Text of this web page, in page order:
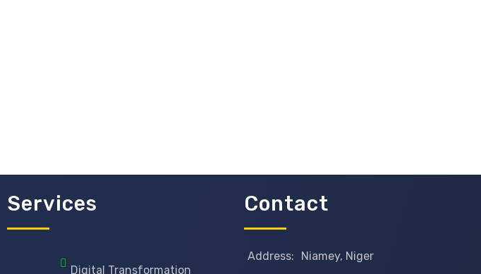
Services
Digital Transformation
Contact
Address: Niamey, Niger